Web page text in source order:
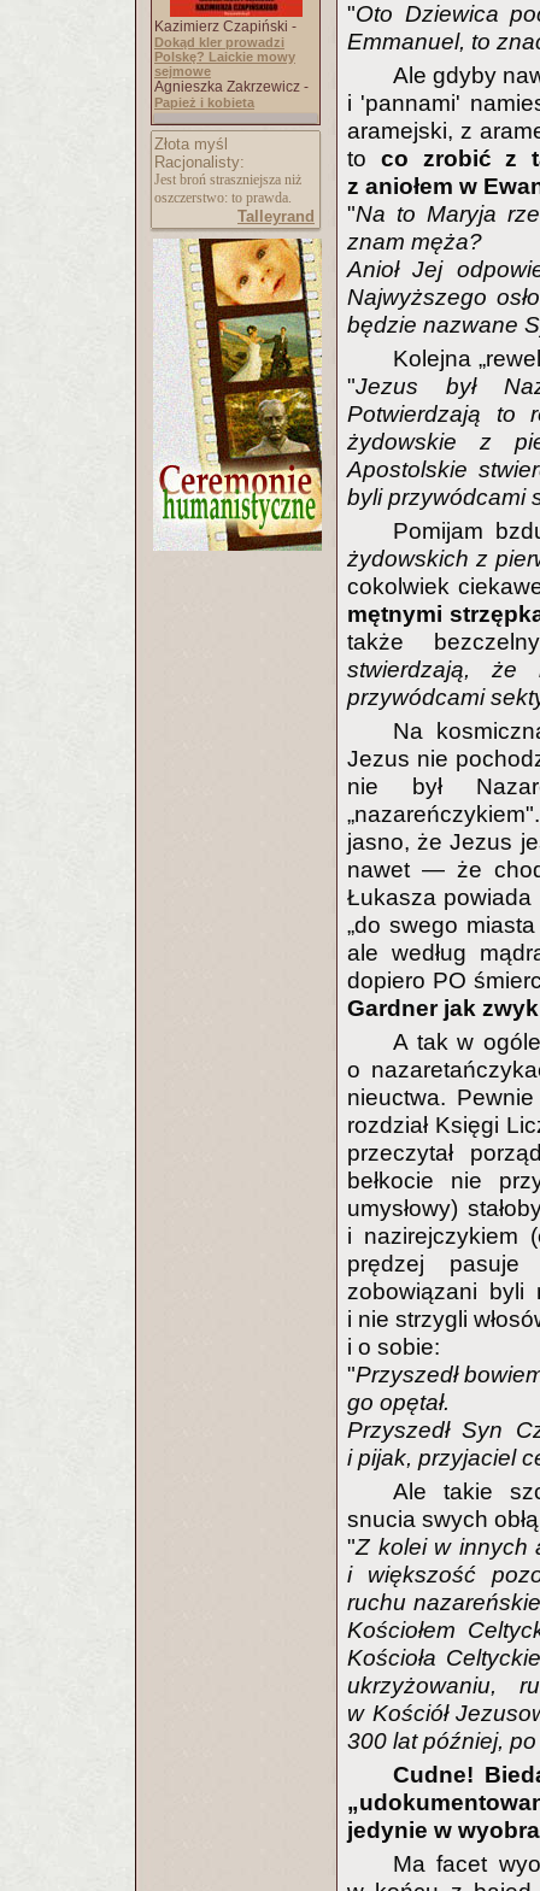
Kazimierz Czapiński -
Dokąd kler prowadzi
Polskę? Laickie mowy
sejmowe
Agnieszka Zakrzewicz -
Papież i kobieta
Złota myśl
Racjonalisty:
Jest broń straszniejsza niż
oszczerstwo: to prawda.
Talleyrand
"Oto Dziewica
Emmanuel, to
Ale gdyby
i 'pannami'
aramejski, z
to co zrobić z
z aniołem w
"Na to Maryja
znam męża?
Anioł Jej
Najwyższego
będzie nazwane
Kolejna
"Jezus był
Potwierdzają to
żydowskie z
Apostolskie
byli przywódcami
Pomijam
żydowskich z
cokolwiek
mętnymi
także
stwierdzają,
przywódcami
Na
Jezus nie
nie był
jasno, że Jezus
nawet — że
Łukasza powiada
„do swego
ale według
dopiero PO
Gardner jak
A tak w
o
nieuctwa.
rozdział Księgi
przeczytał
bełkocie nie
umysłowy)
i nazirejczykiem
prędzej pasuje
zobowiązani byli
i nie strzygli
i o sobie:
"Przyszedł
go opętał.
Przyszedł Syn
i pijak, przyjaciel
Ale takie
snucia swych
"Z kolei w innych
i większość
ruchu
Kościołem
Kościoła
ukrzyżowaniu,
w Kościół
300 lat później,
Cudne!
jedynie w
Ma facet